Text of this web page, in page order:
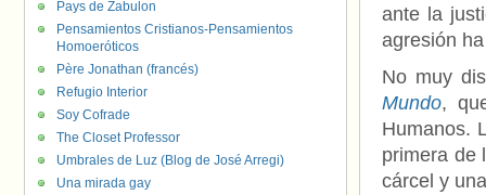
ante la
agresión
No muy
Mundo,
Humanos.
primera de
cárcel y
Pays de Zabulon
Pensamientos Cristianos-Pensamientos
Homoeróticos
Père Jonathan (francés)
Refugio Interior
Soy Cofrade
The Closet Professor
Umbrales de Luz (Blog de José Arregi)
Una mirada gay